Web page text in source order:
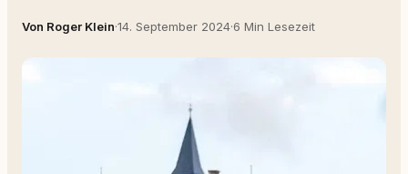
Von Roger Klein·14. September 2024·6 Min Lesezeit